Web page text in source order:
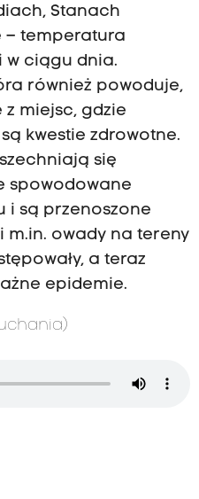
Stanach
– temperatura
w ciągu dnia.
również powoduje,
z miejsc, gdzie
kwestie zdrowotne.
się
spowodowane
i są przenoszone
m.in. owady na tereny
a teraz
epidemie.